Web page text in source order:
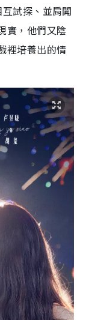
試探、並肩闖
實，他們又陰
裡培養出的情